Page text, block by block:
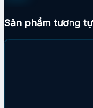
Sản phẩm tương tự